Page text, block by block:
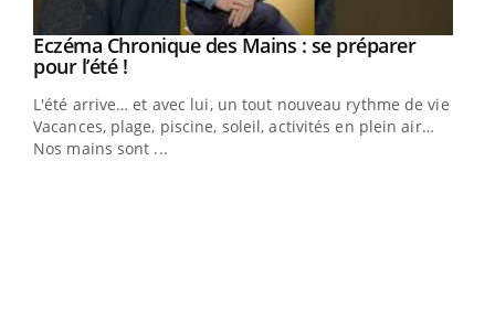
Youtube
Eczéma Chronique des Mains : se préparer
pour l’été !Youtube
L'été arrive… et avec lui, un tout nouveau rythme de vie !
Vacances, plage, piscine, soleil, activités en plein air…
Nos mains sont ...